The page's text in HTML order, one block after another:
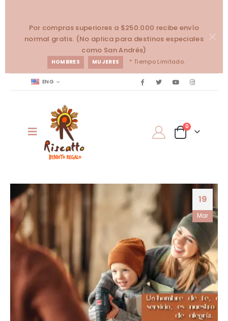
Por compras superiores a $250.000 recibe envío
normal gratis. (No aplica para destinos especiales
como San Andrés)
HOMBRES MUJERES * Tiempo Limitado.
ENG
0
19
Mar